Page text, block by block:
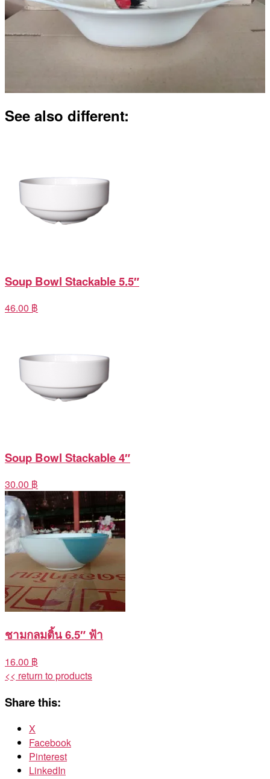
See also different:
Soup Bowl Stackable 5.5″
46.00 ฿
Soup Bowl Stackable 4″
30.00 ฿
ชามกลมติ้น 6.5″ ฟ้า
16.00 ฿
<< return to products
Share this:
X
Facebook
Pinterest
LinkedIn